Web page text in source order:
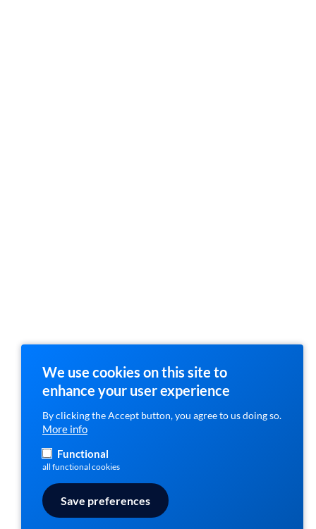
We use cookies on this site to
enhance your user experience
By clicking the Accept button, you agree to us doing so.
More info
Functional
all functional cookies
Save preferences